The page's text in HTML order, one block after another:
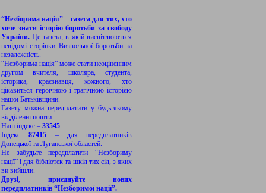
“Незборима нація” – газета для тих, хто
хоче знати історію боротьби за свободу
України.Це газета, в якій висвітлюються
невідомі сторінки Визвольної боротьби за
незалежність.
“Незборима нація” може стати неоціненним
другом вчителя, школяра, студента,
історика, краєзнавця, кожного, хто
цікавиться героїчною і трагічною історією
нашої Батьківщини.
Газету можна передплатити у будь-якому
відділенні пошти:
Наш індекс – 33545
Індекс87415 – для передплатників
Донецької та Луганської областей.
Не забудьте передплатити “Незбориму
нації” і для бібліотек та шкіл тих сіл, з яких
ви вийшли.
Друзі, приєднуйте нових
передплатників “Незборимої нації”.